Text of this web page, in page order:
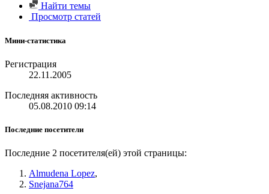
Найти темы
Просмотр статей
Мини-статистика
Регистрация
22.11.2005
Последняя активность
05.08.2010 09:14
Последние посетители
Последние 2 посетителя(ей) этой страницы:
Almudena Lopez,
Snejana764